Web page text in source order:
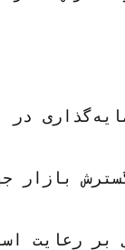
بازار
رعایت